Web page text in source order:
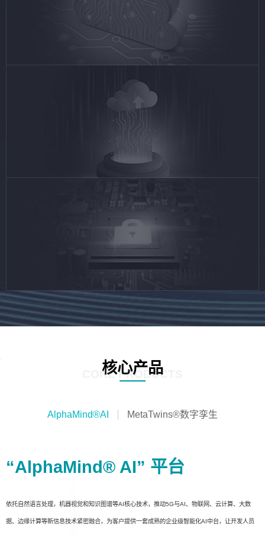
核心产品
CORE PRODUCTS
AlphaMind®AI MetaTwins®数字孪生
“AlphaMind® AI” 平台
依托自然语言处理，机器视觉和知识图谱等AI核心技术，推动5G与AI、物联网、云计算、大数
据、边缘计算等新信息技术紧密融合，为客户提供一套成熟的企业级智能化AI中台，让开发人员